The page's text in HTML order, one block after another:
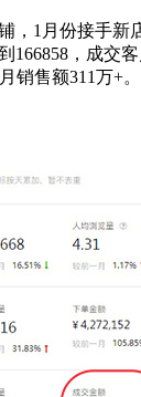
，1月份接手新
166858，成交
销售额311万+。